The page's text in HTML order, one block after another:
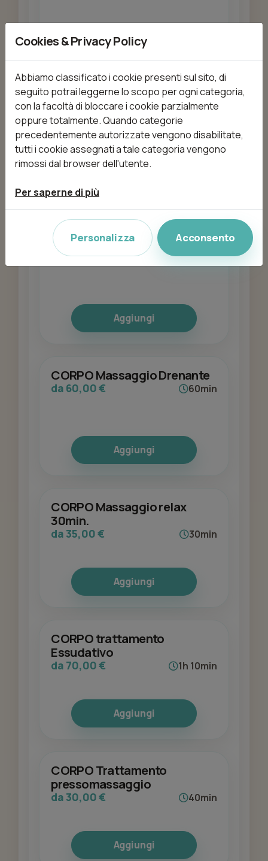
COPERTURA GEL SULLA
PROPRIA LUNGHEZZA
da 30,00 € 45min
CORPO Scrub corpo Total
da 80,00 € 40min
Aggiungi
CORPO Massaggio Drenante
da 60,00 € 60min
Aggiungi
CORPO Massaggio relax
30min.
da 35,00 € 30min
Aggiungi
CORPO trattamento
Essudativo
da 70,00 € 1h 10min
Aggiungi
CORPO Trattamento
pressomassaggio
da 30,00 € 40min
Aggiungi
Cookies & Privacy Policy
Abbiamo classificato i cookie presenti sul sito, di
seguito potrai leggerne lo scopo per ogni categoria,
con la facoltà di bloccare i cookie parzialmente
oppure totalmente. Quando categorie
precedentemente autorizzate vengono disabilitate,
tutti i cookie assegnati a tale categoria vengono
rimossi dal browser dell'utente.
Per saperne di più
Personalizza Acconsento